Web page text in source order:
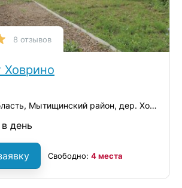
8 отзывов
Ховрино
Московская область, Мытищинский район, дер. Ховрино
в день
Свободно: 4 места